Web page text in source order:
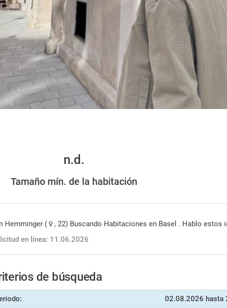
n.d.
Tamaño mín. de la habitación
Hemminger (
, 22) Buscando Habitaciones en Basel . Hablo estos
en línea: 11.06.2026
de búsqueda
02.08.2026 hasta